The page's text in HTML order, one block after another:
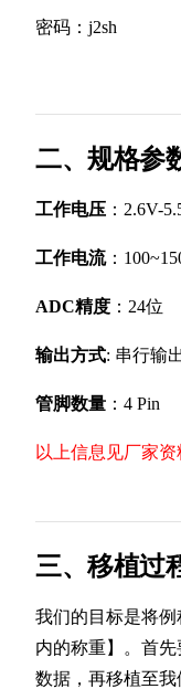
密码：j2sh
二、规格参
工作电压 ：2.6V-
工作电流：
ADC精度 ：24位
输出方式: 串行输
管脚数量 ：4 Pin
以上信息见厂家
三、移植过
我们的目标是将
内的称重】。首
数据，再移植至我